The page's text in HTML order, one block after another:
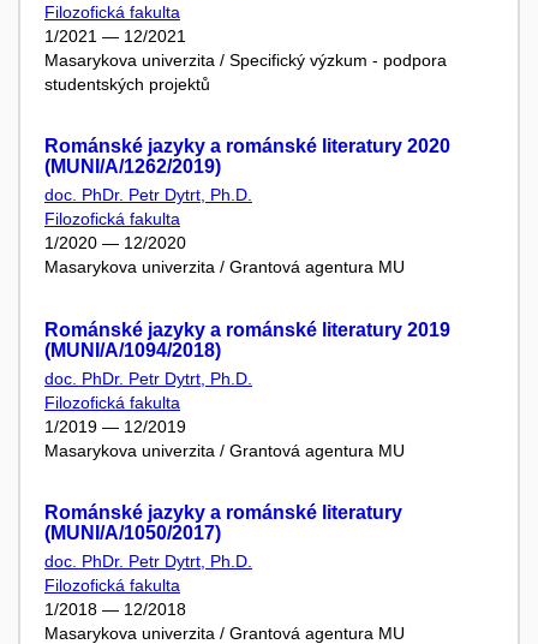
Filozofická fakulta
1/2021 — 12/2021
Masarykova univerzita / Specifický výzkum - podpora
studentských projektů
Románské jazyky a románské literatury 2020
(MUNI/A/1262/2019)
doc. PhDr. Petr Dytrt, Ph.D.
Filozofická fakulta
1/2020 — 12/2020
Masarykova univerzita / Grantová agentura MU
Románské jazyky a románské literatury 2019
(MUNI/A/1094/2018)
doc. PhDr. Petr Dytrt, Ph.D.
Filozofická fakulta
1/2019 — 12/2019
Masarykova univerzita / Grantová agentura MU
Románské jazyky a románské literatury
(MUNI/A/1050/2017)
doc. PhDr. Petr Dytrt, Ph.D.
Filozofická fakulta
1/2018 — 12/2018
Masarykova univerzita / Grantová agentura MU